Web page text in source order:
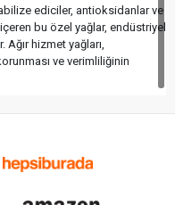
ediciler, antioksidanlar ve
bu özel yağlar, endüstriyel
hizmet yağları,
ve verimliliğinin